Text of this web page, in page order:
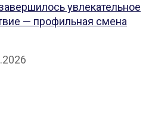
увлекательное
— профильная смена